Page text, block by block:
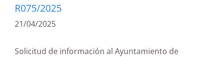
R075/2025
21/04/2025
Solicitud de información al Ayuntamiento de